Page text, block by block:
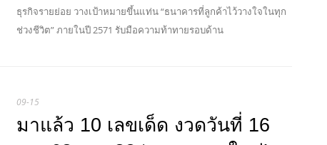
ธุรกิจรายย่อย วางเป้าหมายขึ้นแท่น “ธนาคารที่ลูกค้าไว้วางใจในทุก
ช่วงชีวิต” ภายในปี 2571 รับมือความท้าทายรอบด้าน
09-15
มาแล้ว 10 เลขเด็ด งวดวันที่ 16